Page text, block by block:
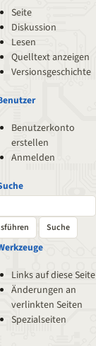
Seite
Diskussion
Lesen
Quelltext anzeigen
Versionsgeschichte
Benutzerkonto
erstellen
Anmelden
Links auf diese Seite
Änderungen an
verlinkten Seiten
Spezialseiten